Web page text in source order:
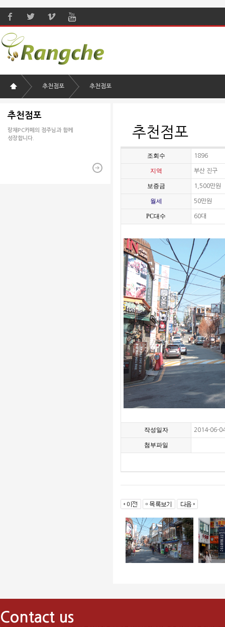
추천점포 추천점포
추천점포
랑채PC카페의 점주님과 함께
성장합니다.
추천점포
조회수 1896
지역 부산 진구
보증금 1,500만원
월세 50만원
PC대수 60대
작성일자 2014-06-
첨부파일
Contact us